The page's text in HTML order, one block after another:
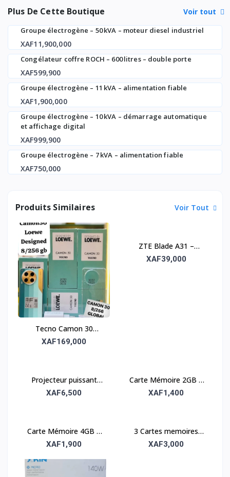
Plus De Cette Boutique Voir tout
Groupe électrogène – 50 kVA – moteur diesel industriel
XAF11,900,000
Congélateur coffre ROCH – 600 litres – double porte
XAF599,900
Groupe électrogène – 11 kVA – alimentation fiable
XAF1,900,000
Groupe électrogène – 10 kVA – démarrage automatique
et affichage digital
XAF999,900
Groupe électrogène – 7 kVA – alimentation fiable
XAF750,000
Produits Similaires Voir Tout
Tecno Camon 30
Loewe – Performance
XAF169,000
ZTE Blade A31 –
Smartphone compact
XAF39,000
Projecteur puissant
étanche – Utilisation
XAF6,500
Carte Mémoire 2GB –
Stockage compact et
XAF1,400
Carte Mémoire 4GB –
Stockage compact et
XAF1,900
3 Cartes memoires
16gb
XAF3,000